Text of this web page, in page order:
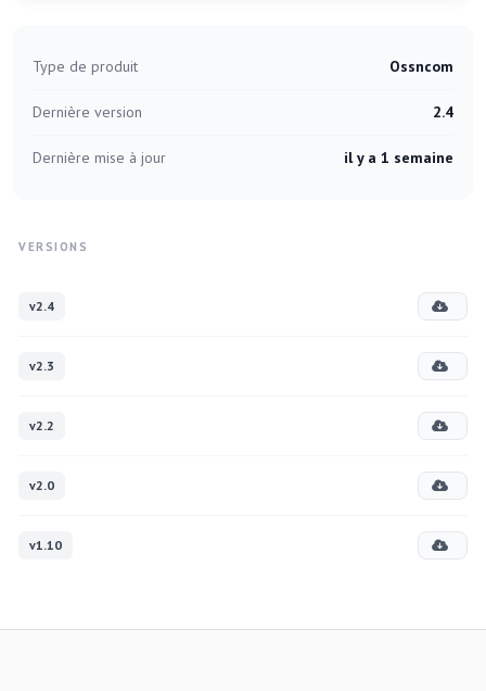
Type de produit Ossncom
Dernière version 2.4
Dernière mise à jour il y a 1 semaine
VERSIONS
v2.4
v2.3
v2.2
v2.0
v1.10